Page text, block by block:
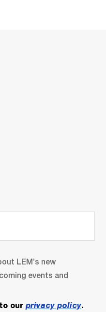
LEM’s new
events and
our privacy policy.